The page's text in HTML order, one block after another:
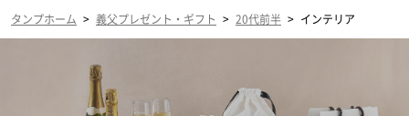
タンプホーム > 義父プレゼント・ギフト > 20代前半 > インテリア